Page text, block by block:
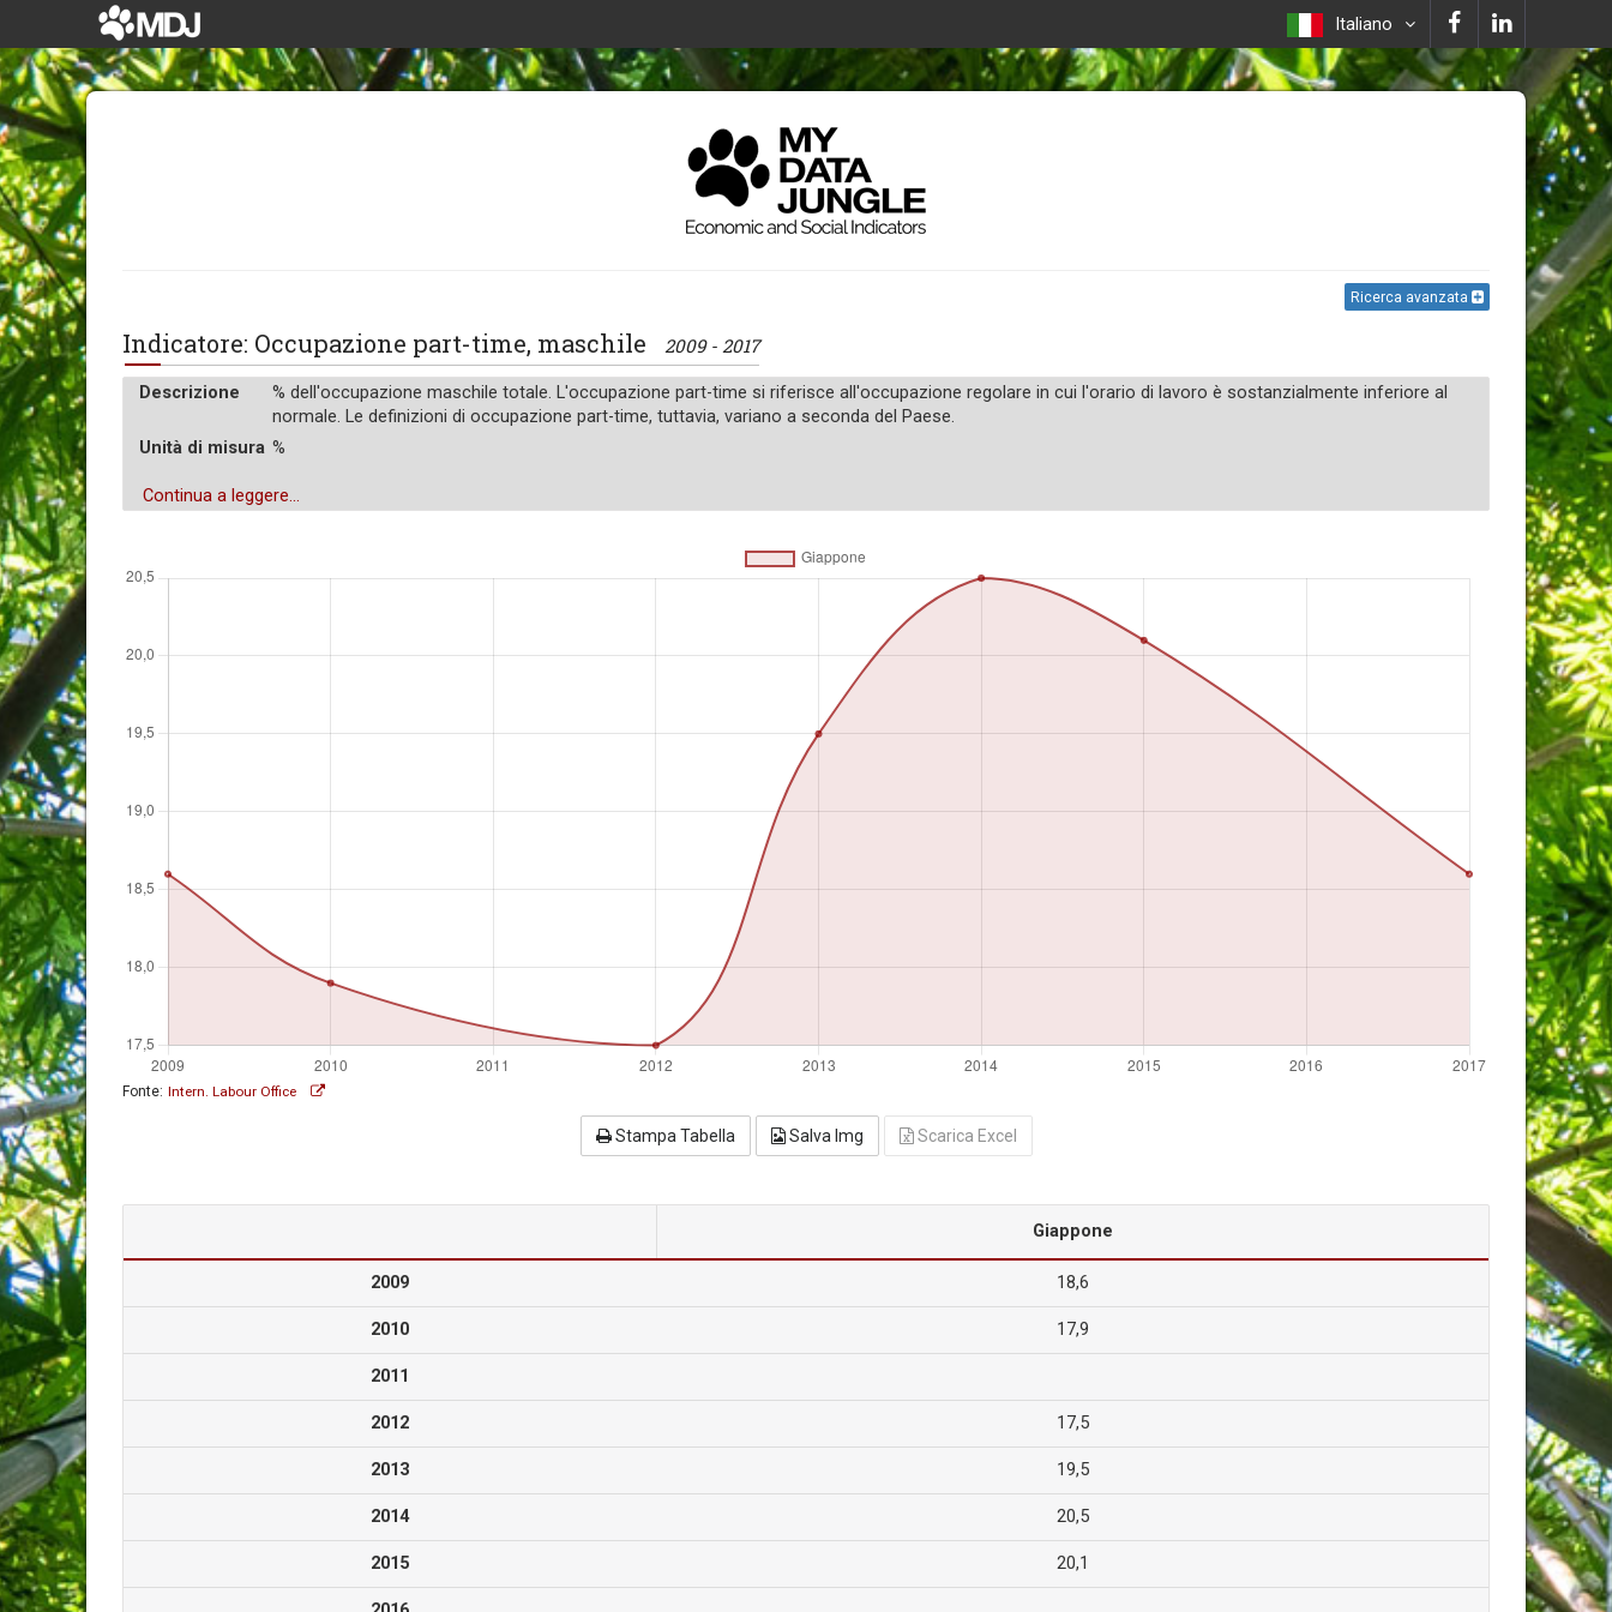
Italiano
Ricerca avanzata
Indicatore: Occupazione part-time, maschile 2009 - 2017
Descrizione
% dell'occupazione maschile totale. L'occupazione part-time si riferisce all'occupazione regolare in cui l'orario di lavoro è sostanzialmente inferiore al
normale. Le definizioni di occupazione part-time, tuttavia, variano a seconda del Paese.
Unità di misura %
Continua a leggere...
Fonte: Intern. Labour Office
Stampa Tabella Salva Img Scarica Excel
Giappone
2009 18,6
2010 17,9
2011
2012 17,5
2013 19,5
2014 20,5
2015 20,1